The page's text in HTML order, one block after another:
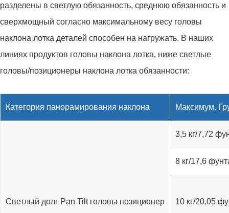
разделены в светлую обязанность, среднюю обязанность и
сверхмощный согласно максимальному весу головы
наклона лотка деталей способен на нагружать. В наших
линиях продуктов головы наклона лотка, ниже светлые
головы/позиционеры наклона лотка обязанности:
Категория панорамирования наклона Максимум.
Светлый долг Pan Tilt головы позиционер
3,5 кг/7,72
8 кг/17,6
10 кг/20,05